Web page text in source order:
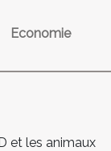
Economie
et les animaux